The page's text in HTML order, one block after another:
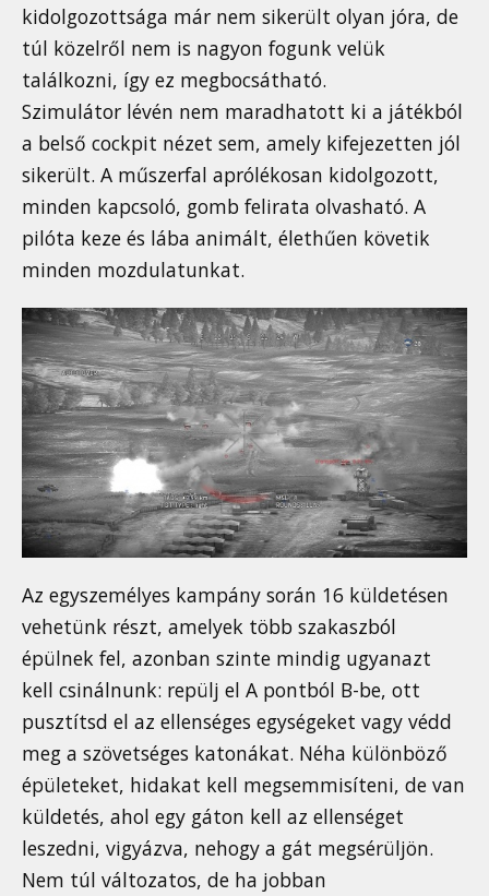
kidolgozottsága már nem sikerült olyan jóra, de
túl közelről nem is nagyon fogunk velük
találkozni, így ez megbocsátható.
Szimulátor lévén nem maradhatott ki a játékból
a belső cockpit nézet sem, amely kifejezetten jól
sikerült. A műszerfal aprólékosan kidolgozott,
minden kapcsoló, gomb felirata olvasható. A
pilóta keze és lába animált, élethűen követik
minden mozdulatunkat.
Az egyszemélyes kampány során 16 küldetésen
vehetünk részt, amelyek több szakaszból
épülnek fel, azonban szinte mindig ugyanazt
kell csinálnunk: repülj el A pontból B-be, ott
pusztítsd el az ellenséges egységeket vagy védd
meg a szövetséges katonákat. Néha különböző
épületeket, hidakat kell megsemmisíteni, de van
küldetés, ahol egy gáton kell az ellenséget
leszedni, vigyázva, nehogy a gát megsérüljön.
Nem túl változatos, de ha jobban